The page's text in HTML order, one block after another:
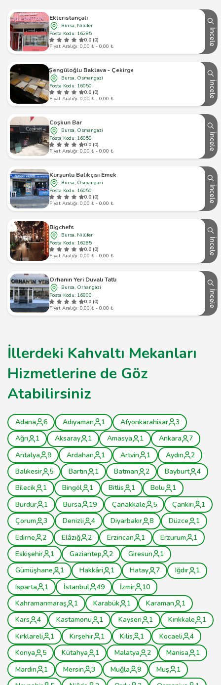
Ekleristançalı
Bursa, Nilüfer
Posta Kodu: 16285
0.0 (0)
Fiyat Aralığı: 0,00 ₺ - 0,00 ₺
İncele
Şengüloğlu Baklava - Çekirge
Bursa, Osmangazi
Posta Kodu: 16050
0.0 (0)
Fiyat Aralığı: 0,00 ₺ - 0,00 ₺
İncele
Coşkun Bar
Bursa, Osmangazi
Posta Kodu: 16050
0.0 (0)
Fiyat Aralığı: 0,00 ₺ - 0,00 ₺
İncele
Kurşunlu Balıkçısı Emek
Bursa, Osmangazi
Posta Kodu: 16050
0.0 (0)
Fiyat Aralığı: 0,00 ₺ - 0,00 ₺
İncele
Bigchefs
Bursa, Nilüfer
Posta Kodu: 16285
0.0 (0)
Fiyat Aralığı: 0,00 ₺ - 0,00 ₺
İncele
Orhanın Yeri Duvalı Tatlı
Bursa, Orhangazi
Posta Kodu: 16800
0.0 (0)
Fiyat Aralığı: 0,00 ₺ - 0,00 ₺
İncele
İllerdeki Kahvaltı Mekanları
Hizmetlerine de Göz
Atabilirsiniz
Adana 6 Adıyaman 1 Afyonkarahisar
3
Ağrı
1 Aksaray 1 Amasya 1 Ankara
7
Antalya
9 Ardahan 1 Artvin 1 Aydın
2
Balıkesir
5 Bartın 1 Batman 2 Bayburt
4
Bilecik
1 Bingöl 1 Bitlis 1 Bolu
1
Burdur
1 Bursa 19 Çanakkale 5 Çankırı
1
Çorum
3 Denizli 4 Diyarbakır 8 Düzce
1
Edirne
2 Elâzığ 2 Erzincan 1 Erzurum
1
Eskişehir
1 Gaziantep 2 Giresun
1
Gümüşhane
1 Hakkâri 1 Hatay 7 Iğdır
1
Isparta
1 İstanbul 49 İzmir
10
Kahramanmaraş
1 Karabük 1 Karaman
1
Kars
4 Kastamonu 1 Kayseri 1 Kırıkkale
1
Kırklareli
1 Kırşehir 1 Kilis 1 Kocaeli
4
Konya
5 Kütahya 1 Malatya 2 Manisa
1
Mardin
1 Mersin 3 Muğla 9 Muş
1